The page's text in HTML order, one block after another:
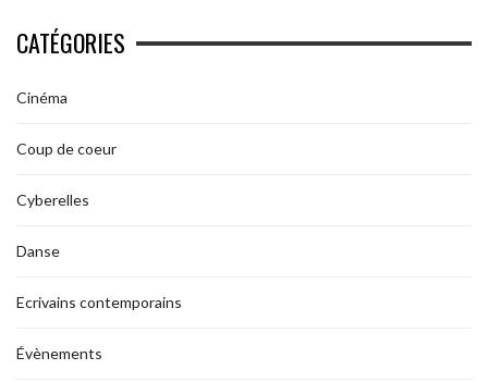
CATÉGORIES
Cinéma
Coup de coeur
Cyberelles
Danse
Ecrivains contemporains
Évènements